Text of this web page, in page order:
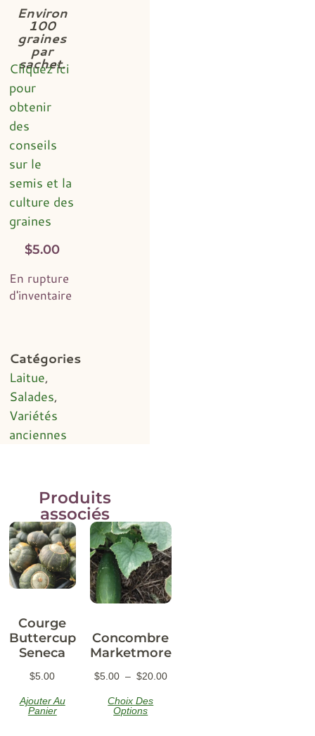
Environ
100
graines
par
sachet.
Cliquez ici
pour
obtenir
des
conseils
sur le
semis et la
culture des
graines
$5.00
En rupture
d'inventaire
Catégories
Laitue,
Salades,
Variétés
anciennes
Produits
associés
Courge
Buttercup
Seneca
$5.00
Ajouter Au
Panier
Concombre
Marketmore
$5.00 – $20.00
Choix Des
Options